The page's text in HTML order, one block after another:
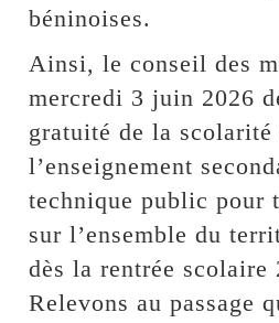
béninoises.
Ainsi, le conseil des
mercredi 3 juin 2026
gratuité de la scolarité
l’enseignement
technique public pour
sur l’ensemble du
dès la rentrée scolaire
Relevons au passage